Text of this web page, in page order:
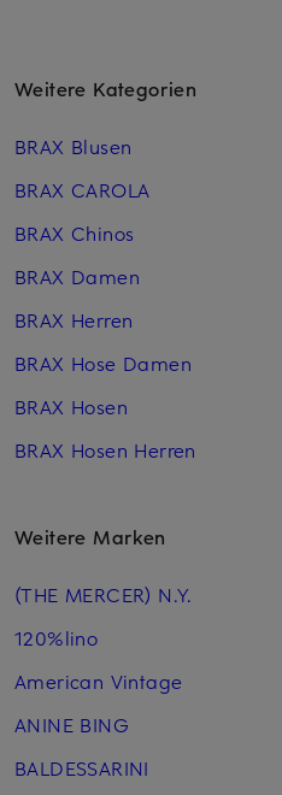
Weitere Kategorien
BRAX Blusen
BRAX CAROLA
BRAX Chinos
BRAX Damen
BRAX Herren
BRAX Hose Damen
BRAX Hosen
BRAX Hosen Herren
Weitere Marken
(THE MERCER) N.Y.
120%lino
American Vintage
ANINE BING
BALDESSARINI